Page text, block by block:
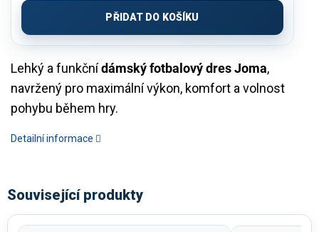
Lehký a funkčnídámský fotbalový dres Joma,
navržený pro maximální výkon, komfort a volnost
pohybu během hry.
Detailní informace
cena:
PŘIDAT DO KOŠÍKU
Související produkty